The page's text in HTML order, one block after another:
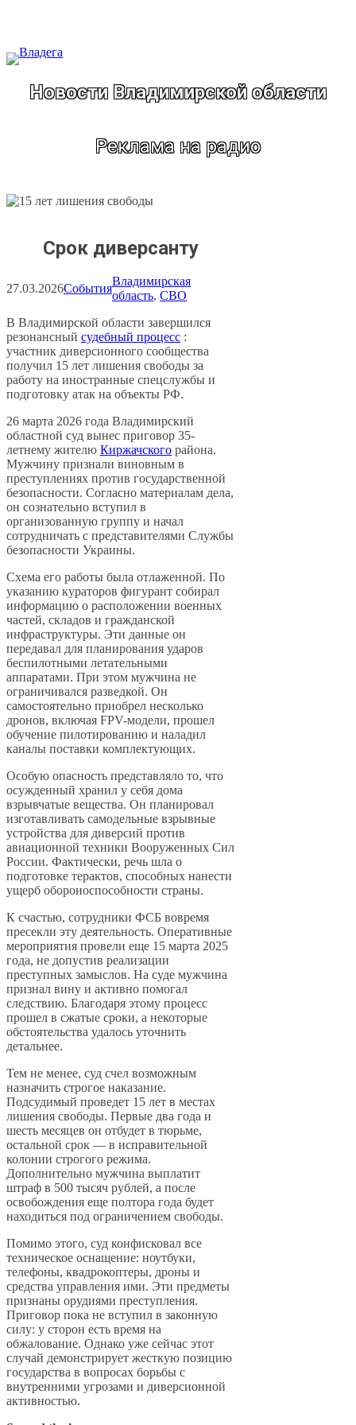
Новости Владимирской области
Реклама на радио
Срок диверсанту
27.03.2026События
Владимирская
область, СВО
В Владимирской области завершился
резонансный судебный процесс :
участник диверсионного сообщества
получил 15 лет лишения свободы за
работу на иностранные спецслужбы и
подготовку атак на объекты РФ.
26 марта 2026 года Владимирский
областной суд вынес приговор 35-
летнему жителю Киржачского района.
Мужчину признали виновным в
преступлениях против государственной
безопасности. Согласно материалам дела,
он сознательно вступил в
организованную группу и начал
сотрудничать с представителями Службы
безопасности Украины.
Схема его работы была отлаженной. По
указанию кураторов фигурант собирал
информацию о расположении военных
частей, складов и гражданской
инфраструктуры. Эти данные он
передавал для планирования ударов
беспилотными летательными
аппаратами. При этом мужчина не
ограничивался разведкой. Он
самостоятельно приобрел несколько
дронов, включая FPV-модели, прошел
обучение пилотированию и наладил
каналы поставки комплектующих.
Особую опасность представляло то, что
осужденный хранил у себя дома
взрывчатые вещества. Он планировал
изготавливать самодельные взрывные
устройства для диверсий против
авиационной техники Вооруженных Сил
России. Фактически, речь шла о
подготовке терактов, способных нанести
ущерб обороноспособности страны.
К счастью, сотрудники ФСБ вовремя
пресекли эту деятельность. Оперативные
мероприятия провели еще 15 марта 2025
года, не допустив реализации
преступных замыслов. На суде мужчина
признал вину и активно помогал
следствию. Благодаря этому процесс
прошел в сжатые сроки, а некоторые
обстоятельства удалось уточнить
детальнее.
Тем не менее, суд счел возможным
назначить строгое наказание.
Подсудимый проведет 15 лет в местах
лишения свободы. Первые два года и
шесть месяцев он отбудет в тюрьме,
остальной срок — в исправительной
колонии строгого режима.
Дополнительно мужчина выплатит
штраф в 500 тысяч рублей, а после
освобождения еще полтора года будет
находиться под ограничением свободы.
Помимо этого, суд конфисковал все
техническое оснащение: ноутбуки,
телефоны, квадрокоптеры, дроны и
средства управления ими. Эти предметы
признаны орудиями преступления.
Приговор пока не вступил в законную
силу: у сторон есть время на
обжалование. Однако уже сейчас этот
случай демонстрирует жесткую позицию
государства в вопросах борьбы с
внутренними угрозами и диверсионной
активностью.